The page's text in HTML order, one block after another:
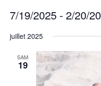
7/19/2025 - 2/20/
une
juillet 2025
SAM
19